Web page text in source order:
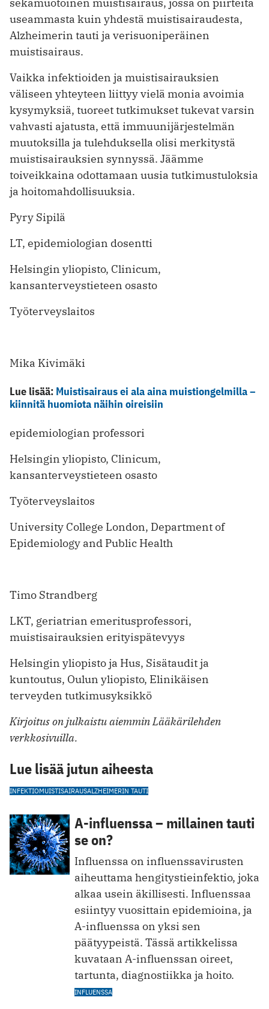
useammasta kuin yhdestä muistisairaudesta,
Alzheimerin tauti ja verisuoniperäinen
muistisairaus.
Vaikka infektioiden ja muistisairauksien
väliseen yhteyteen liittyy vielä monia avoimia
kysymyksiä, tuoreet tutkimukset tukevat varsin
vahvasti ajatusta, että immuunijärjestelmän
muutoksilla ja tulehduksella olisi merkitystä
muistisairauksien synnyssä. Jäämme
toiveikkaina odottamaan uusia tutkimustuloksia
ja hoitomahdollisuuksia.
Pyry Sipilä
LT, epidemiologian dosentti
Helsingin yliopisto, Clinicum,
kansanterveystieteen osasto
Työterveyslaitos
Mika Kivimäki
Lue lisää: Muistisairaus ei ala aina muistiongelmilla –
kiinnitä huomiota näihin oireisiin
epidemiologian professori
Helsingin yliopisto, Clinicum,
kansanterveystieteen osasto
Työterveyslaitos
University College London, Department of
Epidemiology and Public Health
Timo Strandberg
LKT, geriatrian emeritusprofessori,
muistisairauksien erityispätevyys
Helsingin yliopisto ja Hus, Sisätaudit ja
kuntoutus, Oulun yliopisto, Elinikäisen
terveyden tutkimusyksikkö
Kirjoitus on julkaistu aiemmin Lääkärilehden
verkkosivuilla.
Lue lisää jutun aiheesta
INFEKTIOMUISTISAIRAUSALZHEIMERIN TAUTI
A-influenssa – millainen tauti
se on?
Influenssa on influenssavirusten
aiheuttama hengitystieinfektio, joka
alkaa usein äkillisesti. Influenssaa
esiintyy vuosittain epidemioina, ja
A-influenssa on yksi sen
päätyypeistä. Tässä artikkelissa
kuvataan A-influenssan oireet,
tartunta, diagnostiikka ja hoito.
INFLUENSSA